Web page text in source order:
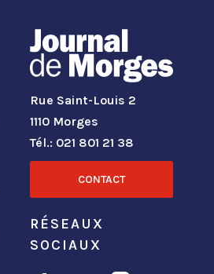
Rue Saint-Louis 2
1110 Morges
Tél.: 021 801 21 38
CONTACT
RÉSEAUX
SOCIAUX